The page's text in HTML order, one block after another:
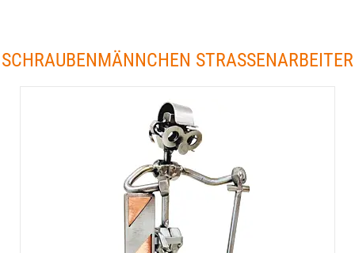
SCHRAUBENMÄNNCHEN STRASSENARBEITER